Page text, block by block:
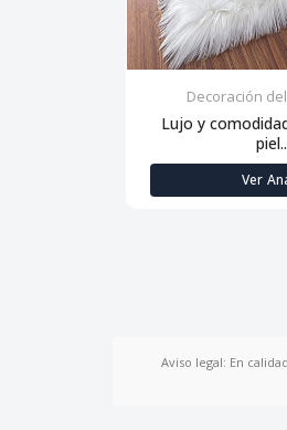
Decoración
Lujo y
Ver
Aviso legal: En